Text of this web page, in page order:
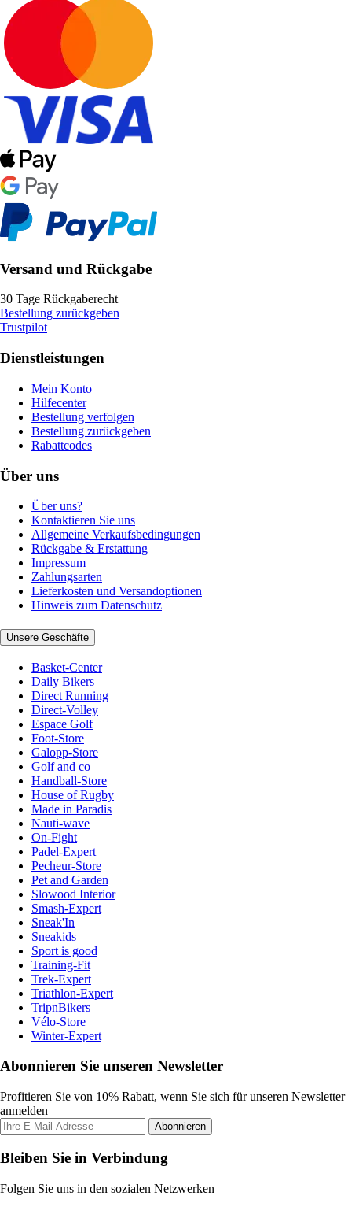
Versand und Rückgabe
30 Tage Rückgaberecht
Bestellung zurückgeben
Trustpilot
Dienstleistungen
Mein Konto
Hilfecenter
Bestellung verfolgen
Bestellung zurückgeben
Rabattcodes
Über uns
Über uns?
Kontaktieren Sie uns
Allgemeine Verkaufsbedingungen
Rückgabe & Erstattung
Impressum
Zahlungsarten
Lieferkosten und Versandoptionen
Hinweis zum Datenschutz
Unsere Geschäfte
Basket-Center
Daily Bikers
Direct Running
Direct-Volley
Espace Golf
Foot-Store
Galopp-Store
Golf and co
Handball-Store
House of Rugby
Made in Paradis
Nauti-wave
On-Fight
Padel-Expert
Pecheur-Store
Pet and Garden
Slowood Interior
Smash-Expert
Sneak'In
Sneakids
Sport is good
Training-Fit
Trek-Expert
Triathlon-Expert
TripnBikers
Vélo-Store
Winter-Expert
Abonnieren Sie unseren Newsletter
Profitieren Sie von 10% Rabatt, wenn Sie sich für unseren Newsletter
anmelden
Abonnieren
Bleiben Sie in Verbindung
Folgen Sie uns in den sozialen Netzwerken